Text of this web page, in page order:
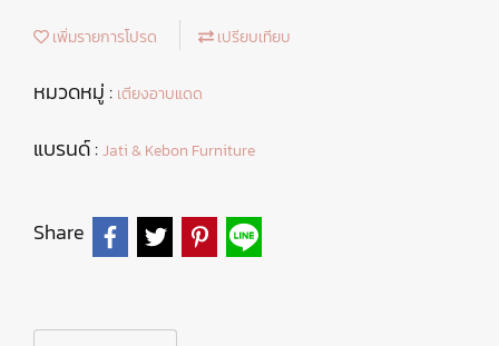
เพิ่มรายการโปรด เปรียบเทียบ
หมวดหมู่ : เตียงอาบแดด
แบรนด์ :Jati & Kebon Furniture
Share